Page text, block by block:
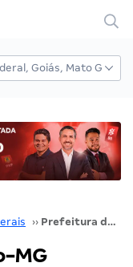
›› Prefeitura de Machado-MG promove concurso público com 95 vagas!
MG